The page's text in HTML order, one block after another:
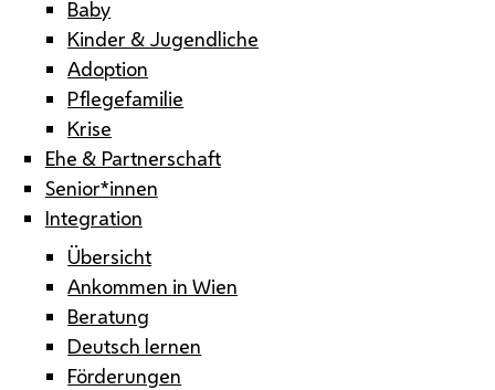
Baby
Kinder & Jugendliche
Adoption
Pflegefamilie
Krise
Ehe & Partnerschaft
Senior*innen
Integration
Übersicht
Ankommen in Wien
Beratung
Deutsch lernen
Förderungen